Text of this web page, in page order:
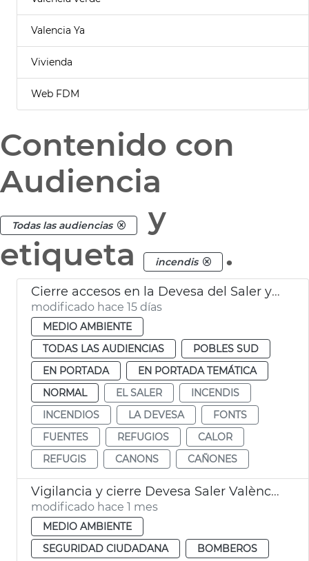
Valencia Ya
Vivienda
Web FDM
Contenido con
Audiencia
Todas las audiencias
y
etiqueta
incendis .
Cierre accesos en la Devesa del Saler y activación cañones agua València
modificado hace 15 días
MEDIO AMBIENTE
TODAS LAS AUDIENCIAS
POBLES SUD
EN PORTADA
EN PORTADA TEMÁTICA
NORMAL
EL SALER
INCENDIS
INCENDIOS
LA DEVESA
FONTS
FUENTES
REFUGIOS
CALOR
REFUGIS
CANONS CAÑONES
Vigilancia y cierre Devesa Saler València por calor
modificado hace 1 mes
MEDIO AMBIENTE
SEGURIDAD CIUDADANA
BOMBEROS